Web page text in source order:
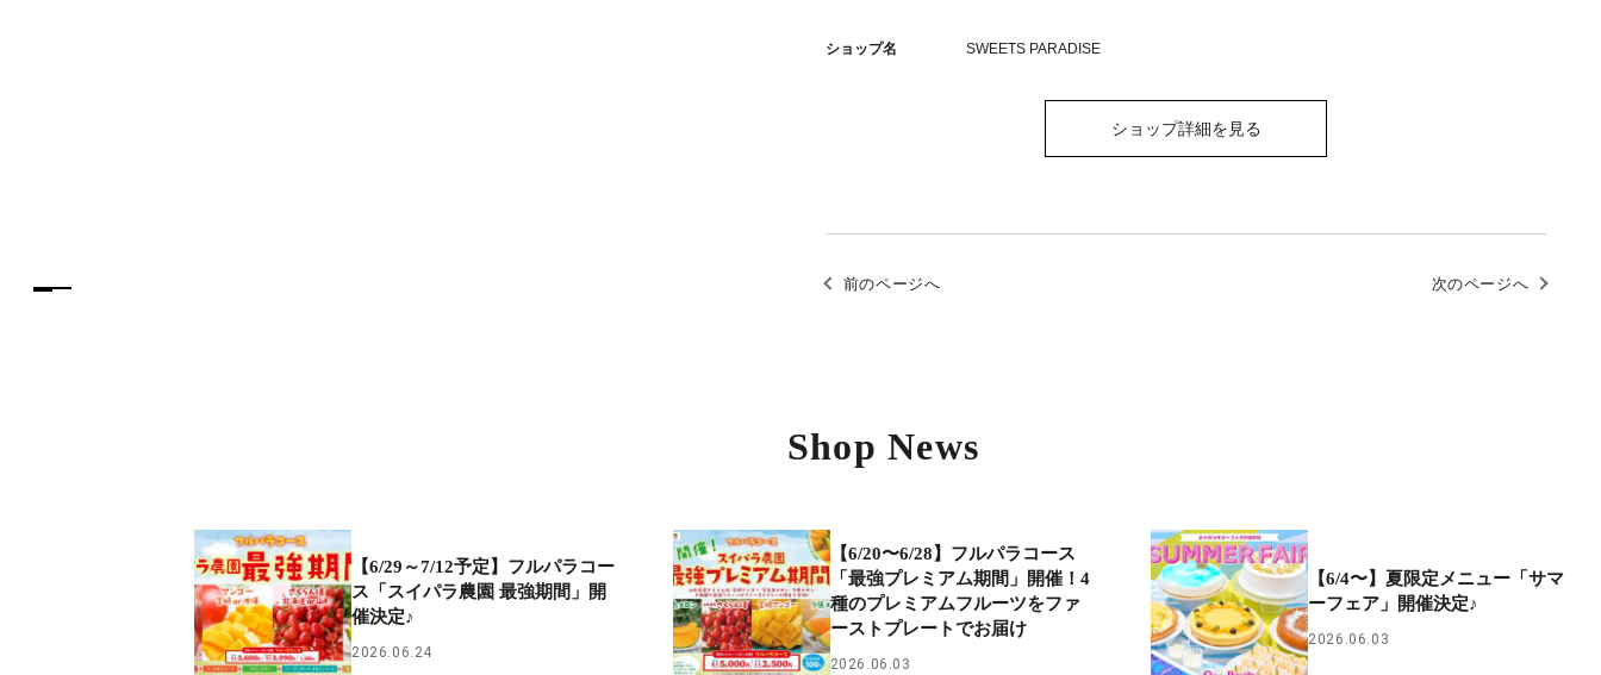
ショップ名 SWEETS PARADISE
ショップ詳細を見る
前のページへ 次のページへ
Shop News
【6/29～7/12予定】フルパラコー
ス「スイパラ農園 最強期間」開
催決定♪
2026.06.24
【6/20〜6/28】フルパラコース
「最強プレミアム期間」開催！4
種のプレミアムフルーツをファ
ーストプレートでお届け
2026.06.03
【6/4〜】夏限定メニュー「サマ
ーフェア」開催決定♪
2026.06.03